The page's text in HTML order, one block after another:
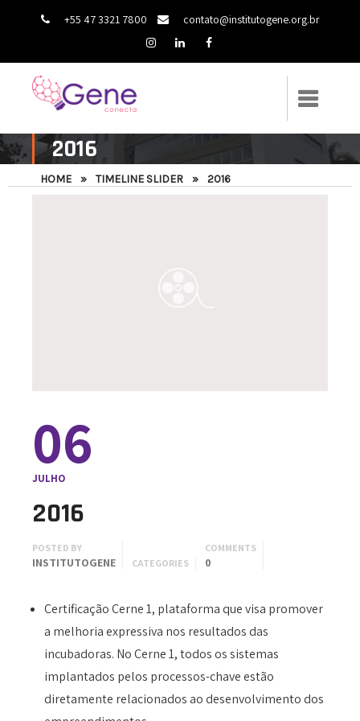
+55 47 3321 7800 contato@institutogene.org.br
2016
HOME » TIMELINE SLIDER » 2016
06
JULHO
2016
POSTED BY
INSTITUTOGENE CATEGORIES
COMMENTS
0
Certificação Cerne 1, plataforma que visa promover
a melhoria expressiva nos resultados das
incubadoras. No Cerne 1, todos os sistemas
implantados pelos processos-chave estão
diretamente relacionados ao desenvolvimento dos